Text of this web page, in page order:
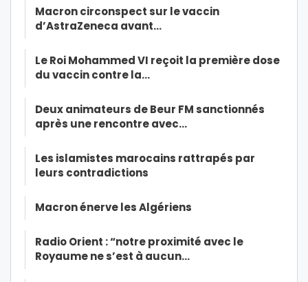
Macron circonspect sur le vaccin
d’AstraZeneca avant…
Le Roi Mohammed VI reçoit la première dose
du vaccin contre la…
Deux animateurs de Beur FM sanctionnés
après une rencontre avec…
Les islamistes marocains rattrapés par
leurs contradictions
Macron énerve les Algériens
Radio Orient : “notre proximité avec le
Royaume ne s’est à aucun…